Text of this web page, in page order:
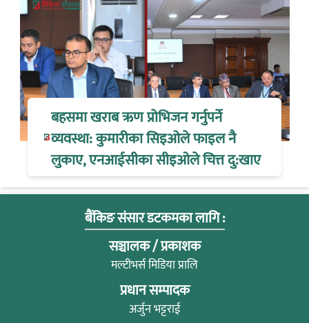
बहसमा खराब ऋण प्रोभिजन गर्नुपर्ने
व्यवस्था: कुमारीका सिइओले फाइल नै
लुकाए, एनआईसीका सीइओले चित्त दु:खाए
बैंकिङ संसार डटकमका लागि :
सञ्चालक / प्रकाशक
मल्टीभर्स मिडिया प्रालि
प्रधान सम्पादक
अर्जुन भट्टराई